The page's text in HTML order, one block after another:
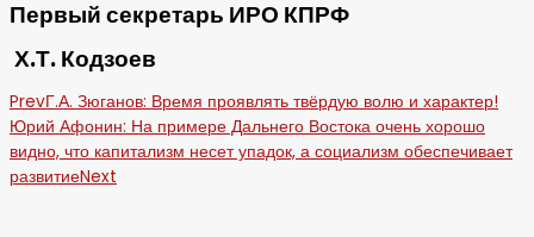
Первый секретарь ИРО КПРФ
Х.Т. Кодзоев
PrevГ.А. Зюганов: Время проявлять твёрдую волю и характер!
Юрий Афонин: На примере Дальнего Востока очень хорошо
видно, что капитализм несет упадок, а социализм обеспечивает
развитиеNext